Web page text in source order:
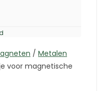
/ Metalen
voor magnetische